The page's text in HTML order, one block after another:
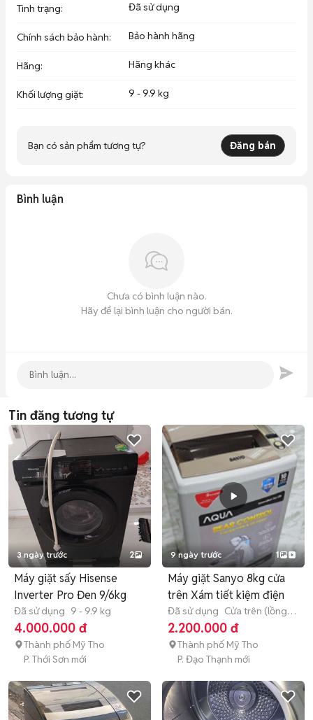
Tình trạng: Đã sử dụng
Chính sách bảo hành: Bảo hành hãng
Hãng: Hãng khác
Khối lượng giặt: 9 - 9.9 kg
Bạn có sản phẩm tương tự? Đăng bán
Bình luận
Chưa có bình luận nào.
Hãy để lại bình luận cho người bán.
Tin đăng tương tự
3 ngày trước 2
Máy giặt sấy Hisense
Inverter Pro Đen 9/6kg
Đã sử dụng 9 - 9.9 kg
4.000.000 đ
Thành phố Mỹ Tho
P. Thới Sơn mới
9 ngày trước 1
Máy giặt Sanyo 8kg cửa
trên Xám tiết kiệm điện
Đã sử dụng Cửa trên (lồng
đứng) 8 - 8.9 kg
2.200.000 đ
Thành phố Mỹ Tho
P. Đạo Thạnh mới